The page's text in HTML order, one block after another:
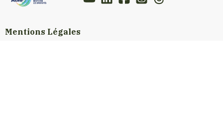
Mentions Légales